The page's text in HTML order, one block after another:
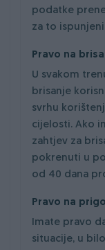
podatke
za to
Pravo na
U svakom
brisanje
svrhu
cijelosti. Ako
zahtjev za
pokrenuti u
od 40 dana
Pravo na
Imate pravo
situacije, u